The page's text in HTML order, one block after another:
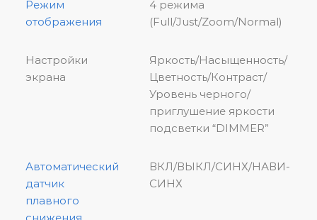
Режим
отображения
4 режима
(Full/Just/Zoom/Normal)
Настройки
экрана
Яркость/Насыщенность/
Цветность/Контраст/
Уровень черного/
приглушение яркости
подсветки “DIMMER”
Автоматический
датчик
плавного
ВКЛ/ВЫКЛ/СИНХ/НАВИ-
СИНХ